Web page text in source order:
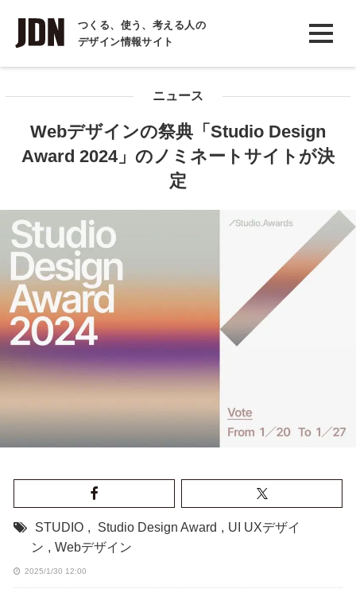
つくる、使う、考える人の
デザイン情報サイト
INTERVIEW
インタビュー
COLUMN
ニュース
Webデザインの祭典「Studio Design
Award 2024」のノミネートサイトが決
定
STUDIO , Studio Design Award , UI UXデザイ
ン , Webデザイン
2025/1/30 12:00